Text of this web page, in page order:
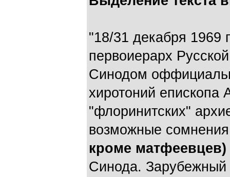
"18/31 декабря 1969
первоиерарх
Синодом
хиротоний епископа
"флоринитских"
возможные
кроме матфеевцев)
Синода.